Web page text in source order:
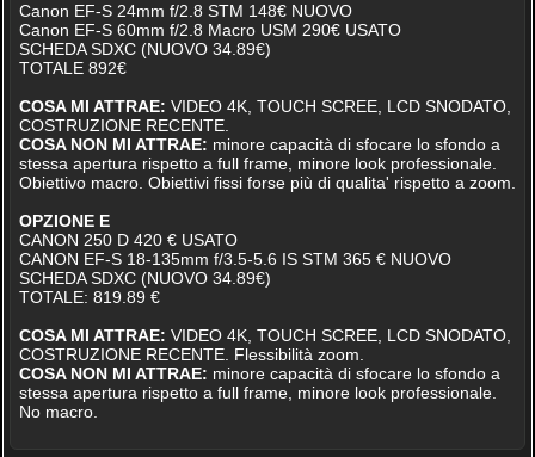
Canon EF-S 24mm f/2.8 STM 148€ NUOVO
Canon EF-S 60mm f/2.8 Macro USM 290€ USATO
SCHEDA SDXC (NUOVO 34.89€)
TOTALE 892€
COSA MI ATTRAE: VIDEO 4K, TOUCH SCREE, LCD SNODATO,
COSTRUZIONE RECENTE.
COSA NON MI ATTRAE: minore capacità di sfocare lo sfondo a
stessa apertura rispetto a full frame, minore look professionale.
Obiettivo macro. Obiettivi fissi forse più di qualita' rispetto a zoom.
OPZIONE E
CANON 250 D 420 € USATO
CANON EF-S 18-135mm f/3.5-5.6 IS STM 365 € NUOVO
SCHEDA SDXC (NUOVO 34.89€)
TOTALE: 819.89 €
COSA MI ATTRAE: VIDEO 4K, TOUCH SCREE, LCD SNODATO,
COSTRUZIONE RECENTE. Flessibilità zoom.
COSA NON MI ATTRAE: minore capacità di sfocare lo sfondo a
stessa apertura rispetto a full frame, minore look professionale.
No macro.